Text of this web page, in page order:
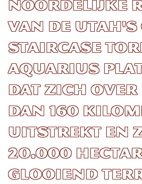
noordelijke
van de Utah's
Staircase
Aquarius
dat zich over
dan 160
uitstrekt en
20.000
glooiend